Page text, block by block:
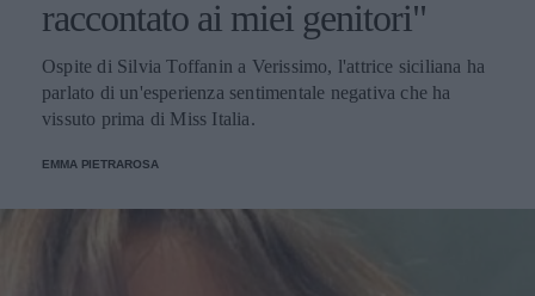
raccontato ai miei genitori"
Ospite di Silvia Toffanin a Verissimo, l'attrice siciliana ha
parlato di un'esperienza sentimentale negativa che ha
vissuto prima di Miss Italia.
EMMA PIETRAROSA